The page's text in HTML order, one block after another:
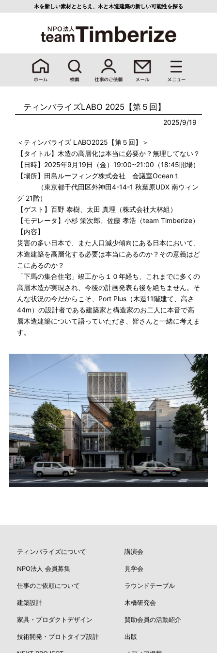
木を新しい素材ととらえ、 木と木造建築の新しい可能性を探る
ティンバライズLABO 2025【第５回】
2025/9/19
＜ティンバライズ LABO2025【第５回】＞
【タイトル】木造の高層化は本当に必要か？無理してない？
【日時】2025年9月19日（金）19:00~21:00（18:45開場）
【場所】田島ルーフィング株式会社 会議室Ocean１
（東京都千代田区外神田4-14-1 秋葉原UDX 南ウィン
グ 21階）
【ゲスト】百野 泰樹、太田 真理（株式会社大林組）
【モデレータ】小杉 栄次郎、佐藤 孝浩（team Timberize）
【内容】
災害の多い日本で、また人口減少傾向にある日本において、
木造建築を高層化する必要は本当にあるのか？その意義はど
こにあるのか？
「下馬の集合住宅」竣工から１０年経ち、これまでに多くの
高層木造が実現され、今後の計画発表も後を絶ちません。そ
んな状況の今だからこそ、Port Plus（木造11階建て、高さ
44m）の設計者である建築家と構造家のお二人に本音で高
層木造建築について語っていただき、皆さんと一緒に考えま
す。
ティンバライズについて
NPO法人 会員募集
仕事のご依頼について
建築設計
家具・プロダクトデザイン
技術開発・プロトタイプ設計
講演会
見学会
ラウンドテーブル
木橋研究会
賛助会員の活動紹介
出版